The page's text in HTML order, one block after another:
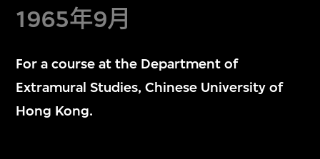
1965年9月
For a course at the Department of
Extramural Studies, Chinese University of
Hong Kong.